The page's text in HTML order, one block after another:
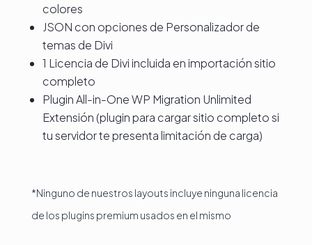
colores
JSON con opciones de Personalizador de
temas de Divi
1 Licencia de Divi incluida en importación sitio
completo
Plugin All-in-One WP Migration Unlimited
Extensión (plugin para cargar sitio completo si
tu servidor te presenta limitación de carga)
*Ninguno de nuestros layouts incluye ninguna licencia
de los plugins premium usados en el mismo